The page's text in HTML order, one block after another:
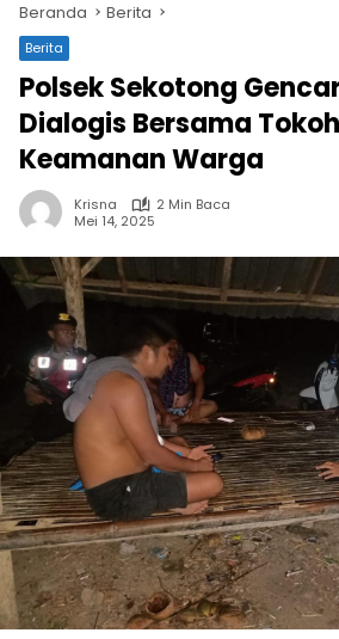
Beranda Berita
Berita
Polsek Sekotong
Dialogis Bersama
Keamanan Warga
Krisna
2 Min Baca
Mei 14, 2025